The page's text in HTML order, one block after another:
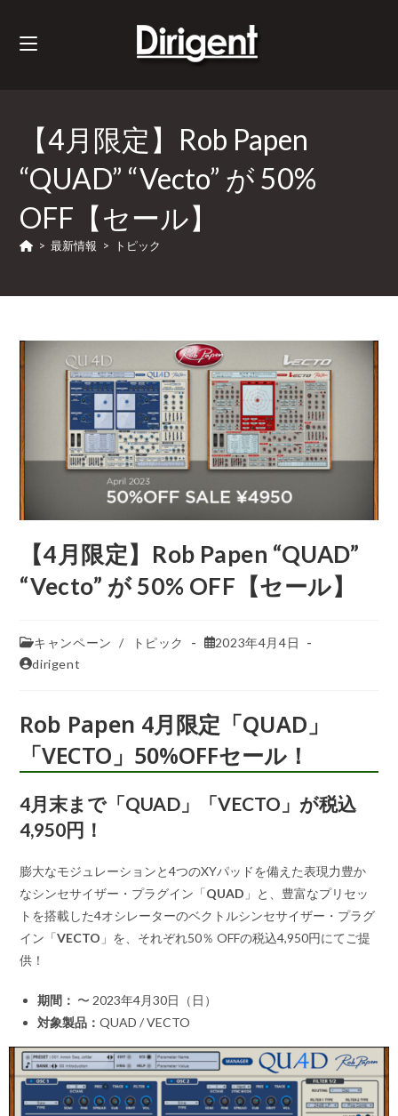
【4月限定】Rob Papen
“QUAD” “Vecto” が 50%
OFF【セール】
> 最新情報 > トピック
【4月限定】Rob Papen “QUAD”
“Vecto” が 50% OFF【セール】
キャンペーン / トピック
2023年4月4日
dirigent
Rob Papen 4月限定「QUAD」
「VECTO」50%OFFセール！
4月末まで「QUAD」「VECTO」が税込
4,950円！
膨大なモジュレーションと4つのXYパッドを備えた表現力豊か
なシンセサイザー・プラグイン「QUAD 」と、豊富なプリセッ
トを搭載した4オシレーターのベクトルシンセサイザー・プラグ
イン「VECTO 」を、それぞれ50％ OFFの税込4,950円にてご提
供！
期間： 〜 2023年4月30日（日）
対象製品：QUAD / VECTO